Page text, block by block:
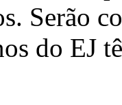
Serão
do EJ